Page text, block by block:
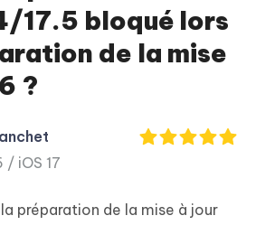
New
17.5 bloqué lors
de la mise
?
/ iOS 17
préparation de la mise à jour